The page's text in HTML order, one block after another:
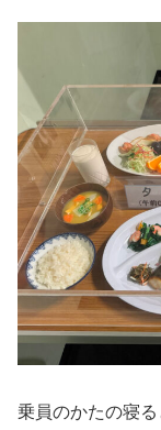
乗員のかたの寝